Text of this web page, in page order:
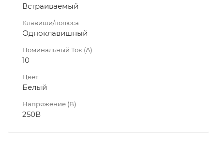
Встраиваемый
Клавиши/полюса
Одноклавишный
Номинальный Ток (A)
10
Цвет
Белый
Напряжение (В)
250В